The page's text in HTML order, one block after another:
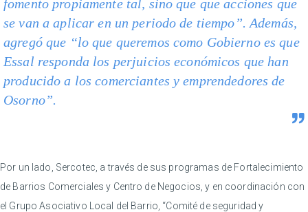
fomento propiamente tal, sino que que acciones que
se van a aplicar en un periodo de tiempo”. Además,
agregó que “lo que queremos como Gobierno es que
Essal responda los perjuicios económicos que han
producido a los comerciantes y emprendedores de
Osorno”.
Por un lado, Sercotec, a través de sus programas de Fortalecimiento
de Barrios Comerciales y Centro de Negocios, y en coordinación con
el Grupo Asociativo Local del Barrio, “Comité de seguridad y